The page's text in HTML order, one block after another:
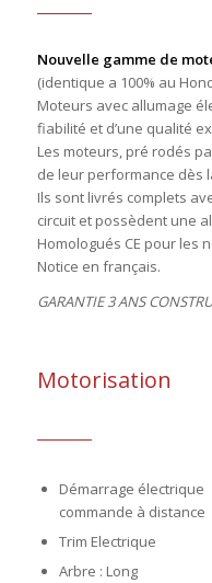
Nouvelle gamme de
(identique a 100% au
Moteurs avec allumage
fiabilité et d’une qualité
Les moteurs, pré rodés
de leur performance dès
Ils sont livrés complets
circuit et possèdent une
Homologués CE pour les
Notice en français.
GARANTIE 3 ANS
Motorisation
Démarrage électrique
commande à distance
Trim Electrique
Arbre : Long